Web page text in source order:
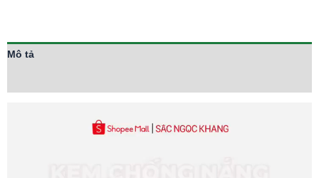
Mô tả